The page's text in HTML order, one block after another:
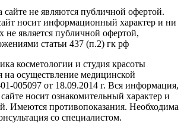
не являются публичной офертой.
носит информационный характер и ни
не является публичной офертой,
статьи 437 (п.2) гк рф
косметологии и студия красоты
осуществление медицинской
005097 от 18.09.2014 г. Вся информация,
носит ознакомительный характер и
Имеются противопоказания. Необходима
со специалистом.